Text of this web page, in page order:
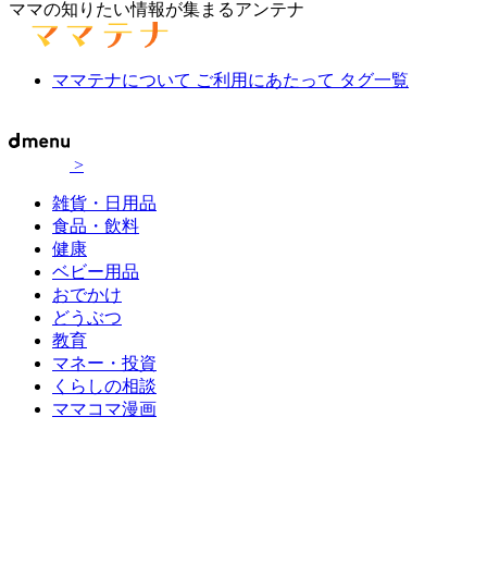
ママの知りたい情報が集まるアンテナ
ママテナについて ご利用にあたって タグ一覧
>
雑貨・日用品
食品・飲料
健康
ベビー用品
おでかけ
どうぶつ
教育
マネー・投資
くらしの相談
ママコマ漫画